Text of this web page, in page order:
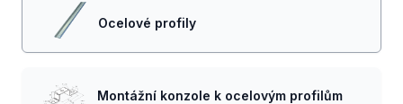
Ocelové profily
Montážní konzole k ocelovým profilům